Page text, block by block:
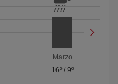
Marzo
16º/ 9º